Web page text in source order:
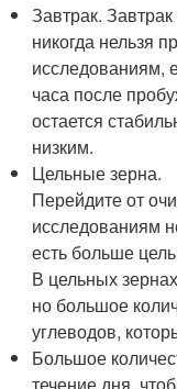
Завтрак.
никогда нельзя
исследованиям,
часа после
остается
низким.
Цельные зерна.
Перейдите от
исследованиям
есть больше
В цельных
но большое
углеводов,
Большое
течение дня,